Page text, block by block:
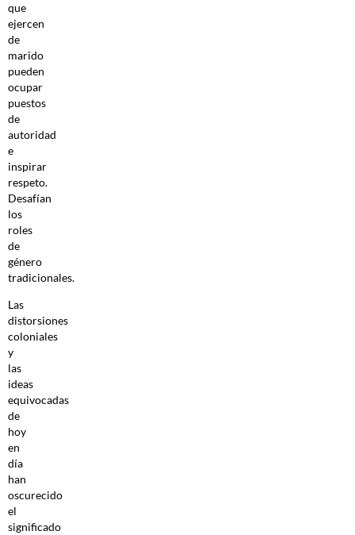
que
ejercen
de
marido
pueden
ocupar
puestos
de
autoridad
e
inspirar
respeto.
Desafían
los
roles
de
género
tradicionales.
Las
distorsiones
coloniales
y
las
ideas
equivocadas
de
hoy
en
día
han
oscurecido
el
significado